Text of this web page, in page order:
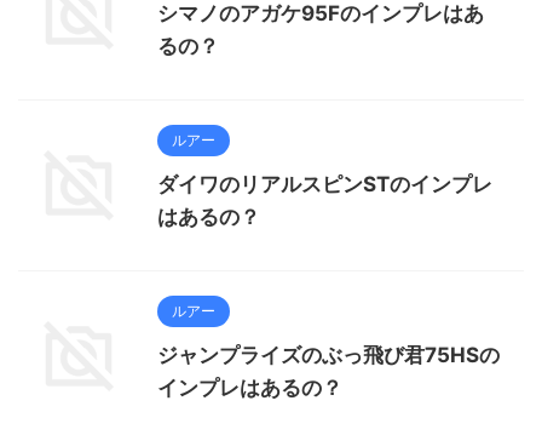
シマノのアガケ95Fのインプレはあ
るの？
ルアー
ダイワのリアルスピンSTのインプレ
はあるの？
ルアー
ジャンプライズのぶっ飛び君75HSの
インプレはあるの？